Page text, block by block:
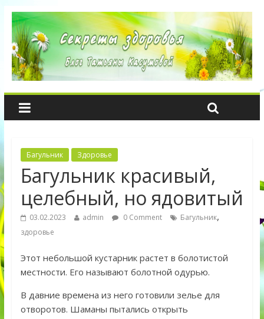
Багульник Здоровье
Багульник красивый,
целебный, но ядовитый
03.02.2023 admin 0 Comment Багульник,
здоровье
Этот небольшой кустарник растет в болотистой
местности. Его называют болотной одурью.
В давние времена из него готовили зелье для
отворотов. Шаманы пытались открыть